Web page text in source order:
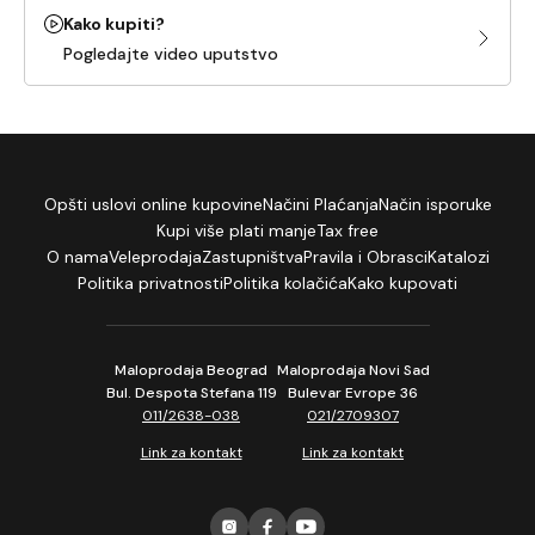
Kako kupiti?
Pogledajte video uputstvo
Opšti uslovi online kupovineNačini PlaćanjaNačin isporuke
Kupi više plati manjeTax free
O namaVeleprodajaZastupništvaPravila i ObrasciKatalozi
Politika privatnostiPolitika kolačićaKako kupovati
Maloprodaja Beograd
Bul. Despota Stefana 119
011/2638-038
Link za kontakt
Maloprodaja Novi Sad
Bulevar Evrope 36
021/2709307
Link za kontakt